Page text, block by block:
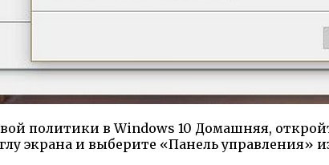
политики в Windows 10 Домашняя,
экрана и выберите «Панель управления»